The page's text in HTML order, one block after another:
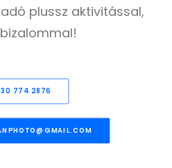
plussz aktivitással,
774 2876